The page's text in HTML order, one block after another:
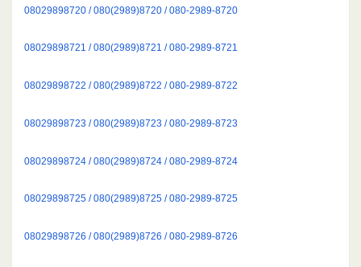
08029898720 / 080(2989)8720 / 080-2989-8720
08029898721 / 080(2989)8721 / 080-2989-8721
08029898722 / 080(2989)8722 / 080-2989-8722
08029898723 / 080(2989)8723 / 080-2989-8723
08029898724 / 080(2989)8724 / 080-2989-8724
08029898725 / 080(2989)8725 / 080-2989-8725
08029898726 / 080(2989)8726 / 080-2989-8726